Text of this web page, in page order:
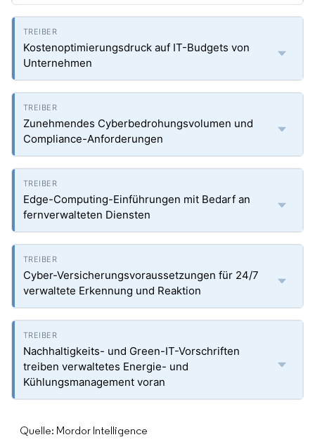
Kostenoptimierungsdruck auf IT-Budgets von
Unternehmen
Zunehmendes Cyberbedrohungsvolumen und
Compliance-Anforderungen
Edge-Computing-Einführungen mit Bedarf an
fernverwalteten Diensten
Cyber-Versicherungsvoraussetzungen für 24/7
verwaltete Erkennung und Reaktion
Nachhaltigkeits- und Green-IT-Vorschriften
treiben verwaltetes Energie- und
Kühlungsmanagement voran
Quelle: Mordor Intelligence